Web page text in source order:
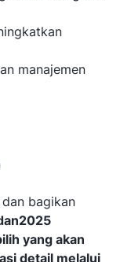
manajemen
bagikan
yang akan
detail melalui